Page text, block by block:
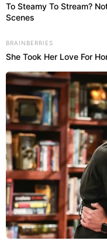
🪰
O
Ação
resíduos
To Steamy To Stream?
Scenes
BRAINBERRIES
She Took Her Love For